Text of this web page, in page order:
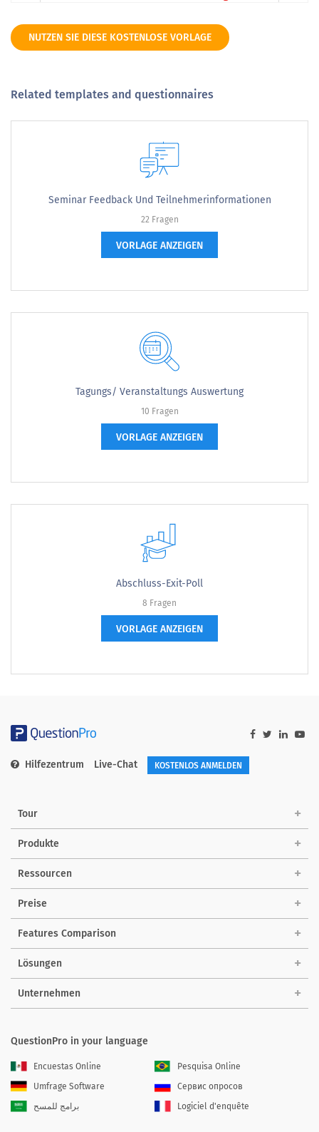
NUTZEN SIE DIESE KOSTENLOSE VORLAGE
Related templates and questionnaires
Seminar Feedback Und Teilnehmerinformationen
22 Fragen
VORLAGE ANZEIGEN
Tagungs/ Veranstaltungs Auswertung
10 Fragen
VORLAGE ANZEIGEN
Abschluss-Exit-Poll
8 Fragen
VORLAGE ANZEIGEN
Hilfezentrum Live-Chat KOSTENLOS ANMELDEN
Tour
Produkte
Ressourcen
Preise
Features Comparison
Lösungen
Unternehmen
QuestionPro in your language
Encuestas Online
Pesquisa Online
Umfrage Software
Сервис опросов
برامج للمسح
Logiciel d'enquête